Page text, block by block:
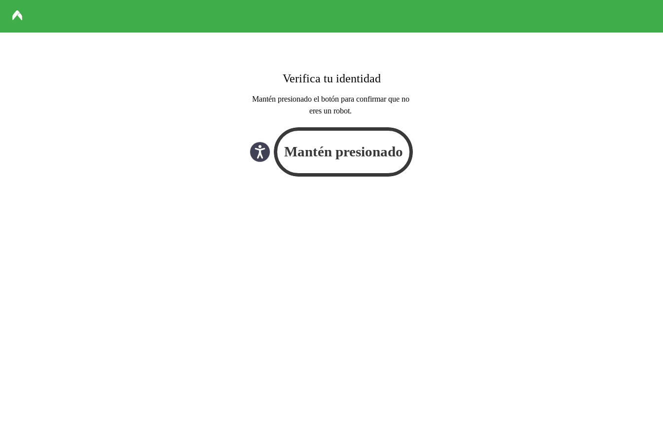
Verifica tu identidad
Mantén presionado el botón para confirmar que no
eres un robot.